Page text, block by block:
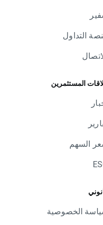
التداول
المستثمرين
السهم
الخصوصية